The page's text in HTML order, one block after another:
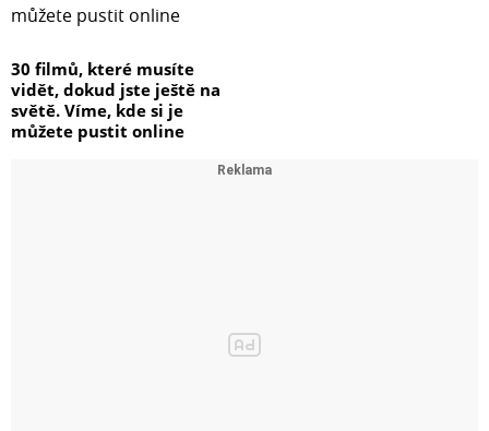
30 filmů, které musíte
vidět, dokud jste ještě na
světě. Víme, kde si je
můžete pustit online